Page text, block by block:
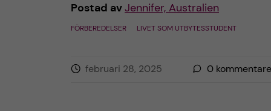
Postad avJennifer, Australien
FÖRBEREDELSER LIVET SOM UTBYTESSTUDENT
februari 28, 2025 0